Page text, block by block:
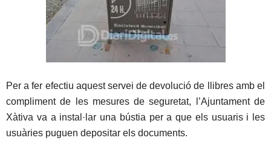
Per a fer efectiu aquest servei de devolució de llibres amb el
compliment de les mesures de seguretat, l’Ajuntament de
Xàtiva va a instal·lar una bústia per a que els usuaris i les
usuàries puguen depositar els documents.